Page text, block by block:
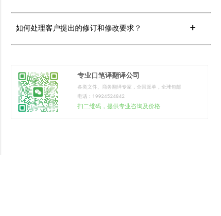
我们在加密环境中处理所有文档，并在翻译完成后立即删
除。所有员工和合作伙伴均签署保密协议。
如何处理客户提出的修订和修改要求？
我们与客户保持密切沟通，及时响应客户提出的修订和修
专业口笔译翻译公司
各类文件、商务翻译专家，全国派单，全球包邮
电话：19924524842
扫二维码，提供专业咨询及价格